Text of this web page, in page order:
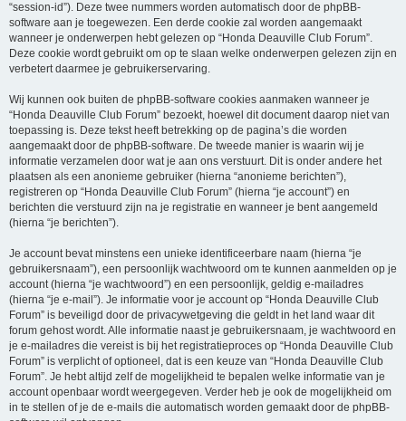
“session-id”). Deze twee nummers worden automatisch door de phpBB-
software aan je toegewezen. Een derde cookie zal worden aangemaakt
wanneer je onderwerpen hebt gelezen op “Honda Deauville Club Forum”.
Deze cookie wordt gebruikt om op te slaan welke onderwerpen gelezen zijn en
verbetert daarmee je gebruikerservaring.
Wij kunnen ook buiten de phpBB-software cookies aanmaken wanneer je
“Honda Deauville Club Forum” bezoekt, hoewel dit document daarop niet van
toepassing is. Deze tekst heeft betrekking op de pagina’s die worden
aangemaakt door de phpBB-software. De tweede manier is waarin wij je
informatie verzamelen door wat je aan ons verstuurt. Dit is onder andere het
plaatsen als een anonieme gebruiker (hierna “anonieme berichten”),
registreren op “Honda Deauville Club Forum” (hierna “je account”) en
berichten die verstuurd zijn na je registratie en wanneer je bent aangemeld
(hierna “je berichten”).
Je account bevat minstens een unieke identificeerbare naam (hierna “je
gebruikersnaam”), een persoonlijk wachtwoord om te kunnen aanmelden op je
account (hierna “je wachtwoord”) en een persoonlijk, geldig e-mailadres
(hierna “je e-mail”). Je informatie voor je account op “Honda Deauville Club
Forum” is beveiligd door de privacywetgeving die geldt in het land waar dit
forum gehost wordt. Alle informatie naast je gebruikersnaam, je wachtwoord en
je e-mailadres die vereist is bij het registratieproces op “Honda Deauville Club
Forum” is verplicht of optioneel, dat is een keuze van “Honda Deauville Club
Forum”. Je hebt altijd zelf de mogelijkheid te bepalen welke informatie van je
account openbaar wordt weergegeven. Verder heb je ook de mogelijkheid om
in te stellen of je de e-mails die automatisch worden gemaakt door de phpBB-